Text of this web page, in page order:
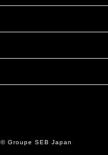
© Groupe SEB Japan